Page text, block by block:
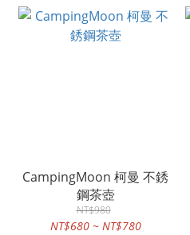
CampingMoon 柯曼 不銹
鋼茶壺
NT$980
NT$680 ~ NT$780